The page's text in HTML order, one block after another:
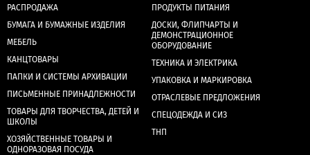
РАСПРОДАЖА
БУМАГА И БУМАЖНЫЕ ИЗДЕЛИЯ
МЕБЕЛЬ
КАНЦТОВАРЫ
ПАПКИ И СИСТЕМЫ АРХИВАЦИИ
ПИСЬМЕННЫЕ ПРИНАДЛЕЖНОСТИ
ТОВАРЫ ДЛЯ ТВОРЧЕСТВА, ДЕТЕЙ И
ШКОЛЫ
ХОЗЯЙСТВЕННЫЕ ТОВАРЫ И
ОДНОРАЗОВАЯ ПОСУДА
ПРОДУКТЫ ПИТАНИЯ
ДОСКИ, ФЛИПЧАРТЫ И
ДЕМОНСТРАЦИОННОЕ
ОБОРУДОВАНИЕ
ТЕХНИКА И ЭЛЕКТРИКА
УПАКОВКА И МАРКИРОВКА
ОТРАСЛЕВЫЕ ПРЕДЛОЖЕНИЯ
СПЕЦОДЕЖДА И СИЗ
ТНП